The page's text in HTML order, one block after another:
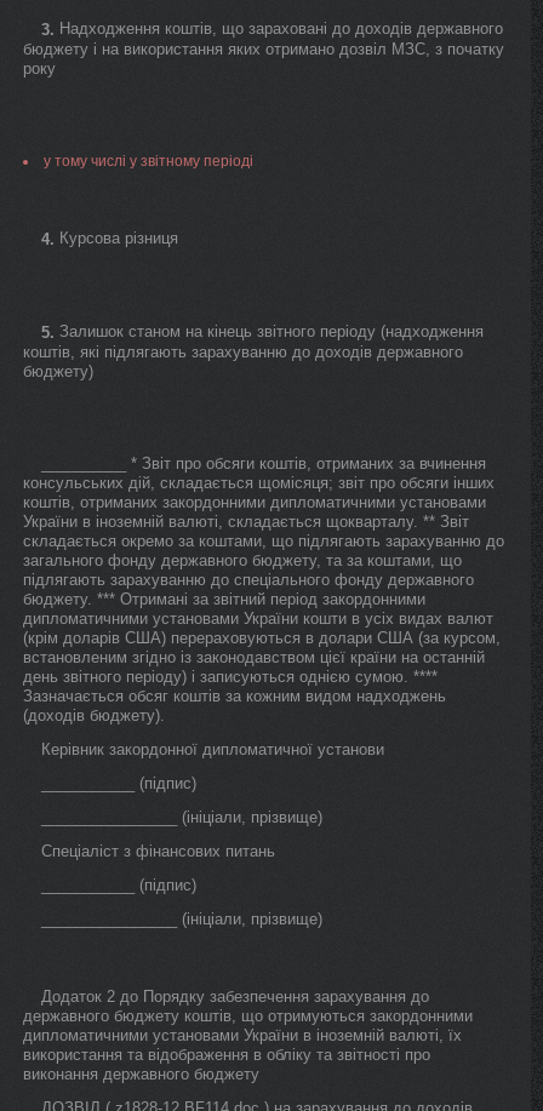
3. Надходження коштів, що зараховані до доходів державного
бюджету і на використання яких отримано дозвіл МЗС, з початку
року
у тому числі у звітному періоді
4. Курсова різниця
5. Залишок станом на кінець звітного періоду (надходження
коштів, які підлягають зарахуванню до доходів державного
бюджету)
__________ * Звіт про обсяги коштів, отриманих за вчинення
консульських дій, складається щомісяця; звіт про обсяги інших
коштів, отриманих закордонними дипломатичними установами
України в іноземній валюті, складається щокварталу. ** Звіт
складається окремо за коштами, що підлягають зарахуванню до
загального фонду державного бюджету, та за коштами, що
підлягають зарахуванню до спеціального фонду державного
бюджету. *** Отримані за звітний період закордонними
дипломатичними установами України кошти в усіх видах валют
(крім доларів США) перераховуються в долари США (за курсом,
встановленим згідно із законодавством цієї країни на останній
день звітного періоду) і записуються однією сумою. ****
Зазначається обсяг коштів за кожним видом надходжень
(доходів бюджету).
Керівник закордонної дипломатичної установи
___________ (підпис)
________________ (ініціали, прізвище)
Спеціаліст з фінансових питань
___________ (підпис)
________________ (ініціали, прізвище)
Додаток 2 до Порядку забезпечення зарахування до
державного бюджету коштів, що отримуються закордонними
дипломатичними установами України в іноземній валюті, їх
використання та відображення в обліку та звітності про
виконання державного бюджету